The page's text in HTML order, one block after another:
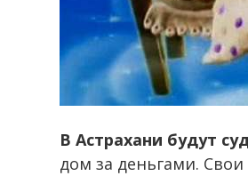
В Астрахани будут
дом за деньгами. Свои